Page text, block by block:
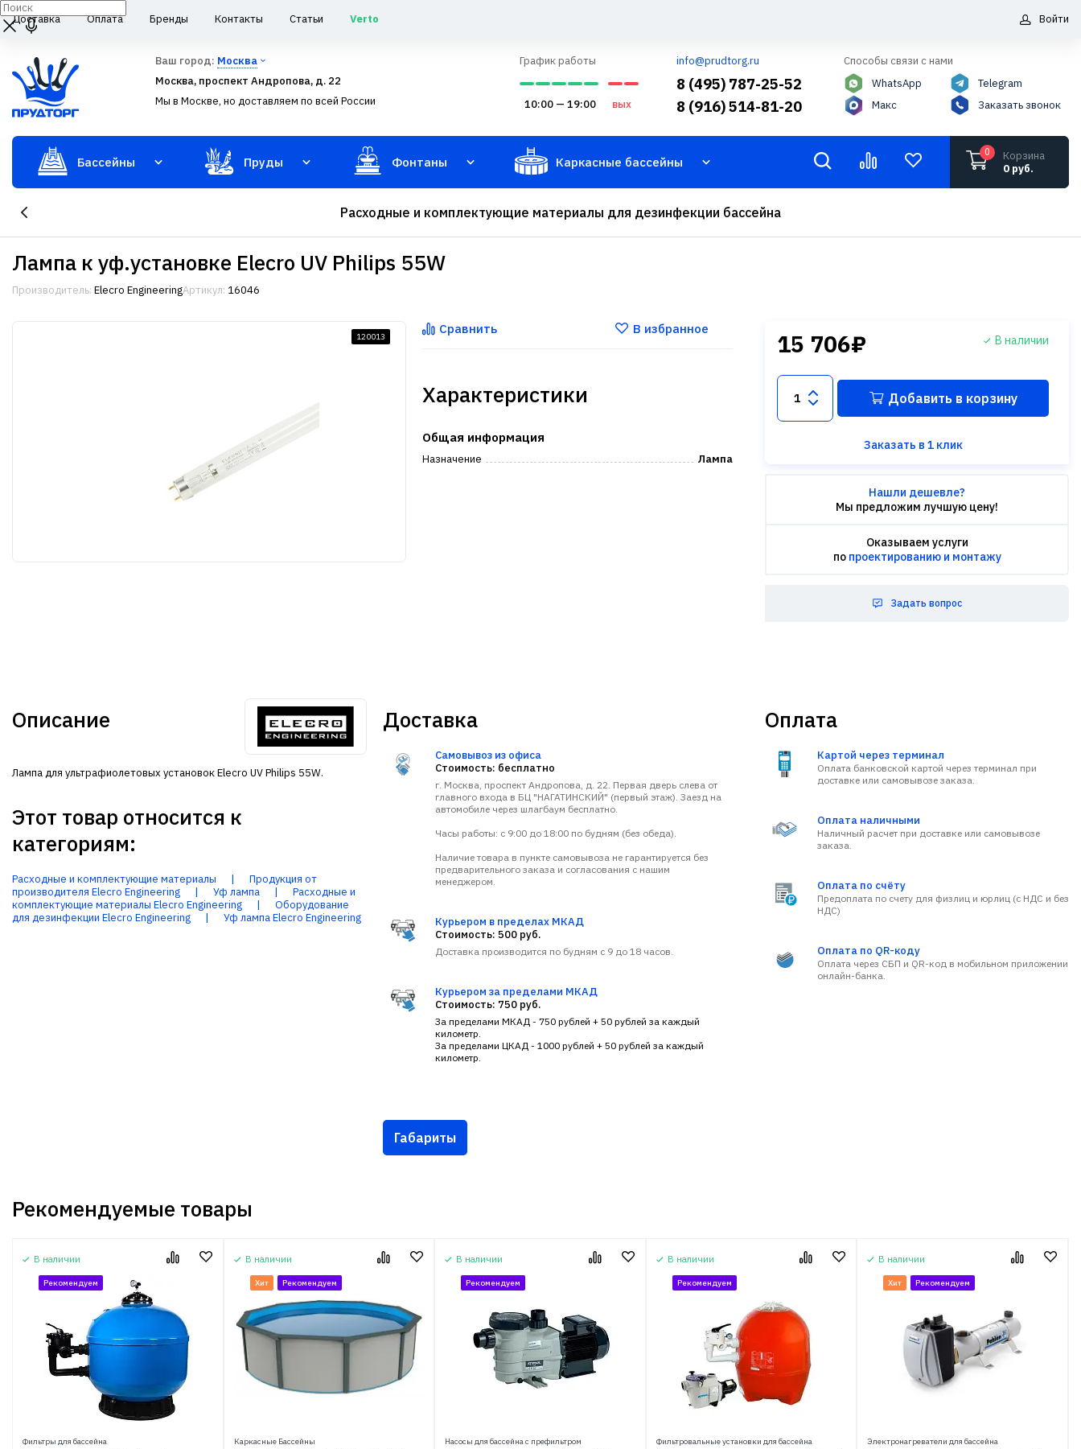
Доставка Оплата Бренды Контакты Статьи Verto Войти
Ваш город: Москва
Москва, проспект Андропова, д. 22
Мы в Москве, но доставляем по всей России
График работы
10:00 — 19:00 вых
info@prudtorg.ru
8 (495) 787-25-52
8 (916) 514-81-20
Способы связи с нами
WhatsApp
Макс
Telegram
Заказать звонок
Бассейны Пруды Фонтаны Каркасные бассейны
0
Корзина
0 руб.
Расходные и комплектующие материалы для дезинфекции бассейна
Лампа к уф.установке Elecro UV Philips 55W
Производитель: Elecro EngineeringАртикул: 16046
120013
Сравнить В избранное
Характеристики
Общая информация
Назначение Лампа
15 706₽ В наличии
Добавить в корзину
Заказать в 1 клик
Нашли дешевле?
Мы предложим лучшую цену!
Оказываем услуги
по проектированию и монтажу
Задать вопрос
Описание
Лампа для ультрафиолетовых установок Elecro UV Philips 55W.
Этот товар относится к
категориям:
Расходные и комплектующие материалы |
Продукция от
производителя Elecro Engineering
| Уф лампа |
Расходные и
комплектующие материалы Elecro Engineering
|
Оборудование
для дезинфекции Elecro Engineering
| Уф лампа Elecro Engineering
Доставка
Самовывоз из офиса
Стоимость: бесплатно
г. Москва, проспект Андропова, д. 22. Первая дверь слева от
главного входа в БЦ "НАГАТИНСКИЙ" (первый этаж). Заезд на
автомобиле через шлагбаум бесплатно.
Часы работы: с 9:00 до 18:00 по будням (без обеда).
Наличие товара в пункте самовывоза не гарантируется без
предварительного заказа и согласования с нашим
менеджером.
Курьером в пределах МКАД
Стоимость: 500 руб.
Доставка производится по будням с 9 до 18 часов.
Курьером за пределами МКАД
Стоимость: 750 руб.
За пределами МКАД - 750 рублей + 50 рублей за каждый
километр.
За пределами ЦКАД - 1000 рублей + 50 рублей за каждый
километр.
Габариты
Оплата
Картой через терминал
Оплата банковской картой через терминал при
доставке или самовывозе заказа.
Оплата наличными
Наличный расчет при доставке или самовывозе
заказа.
Оплата по счёту
Предоплата по счету для физлиц и юрлиц (с НДС и без
НДС)
Оплата по QR-коду
Оплата через СБП и QR-код в мобильном приложении
онлайн-банка.
Рекомендуемые товары
В наличии
Рекомендуем
Фильтры для бассейна
В наличии
Хит Рекомендуем
Каркасные Бассейны
В наличии
Рекомендуем
Насосы для бассейна с префильтром
В наличии
Рекомендуем
Фильтровальные установки для бассейна
В наличии
Хит Рекомендуем
Электронагреватели для бассейна